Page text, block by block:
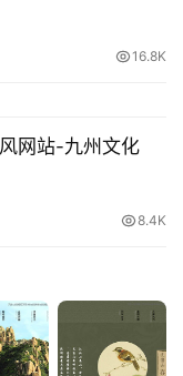
16.8K
网站-九州文化
8.4K